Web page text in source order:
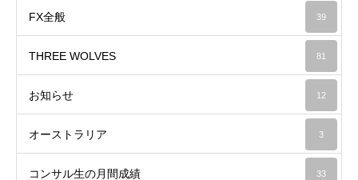
FX全般 39
THREE WOLVES 81
お知らせ 12
オーストラリア 3
コンサル生の月間成績 33